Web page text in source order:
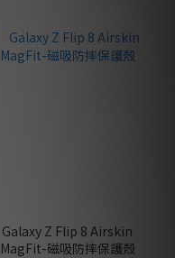
Galaxy Z Flip 8 Airskin
MagFit-磁吸防摔保護殼